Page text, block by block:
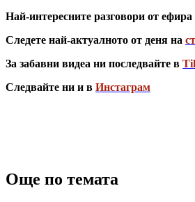
Най-интересните разговори от
Следете най-актуалното от деня на
За забавни видеа ни последвайте в
Следвайте ни и в Инстаграм
Още по темата